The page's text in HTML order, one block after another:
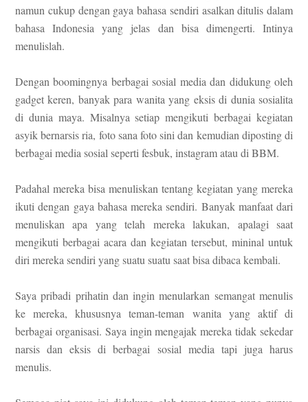
namun cukup dengan gaya bahasa sendiri asalkan ditulis dalam
bahasa Indonesia yang jelas dan bisa dimengerti. Intinya
menulislah.
Dengan boomingnya berbagai sosial media dan didukung oleh
gadget keren, banyak para wanita yang eksis di dunia sosialita
di dunia maya. Misalnya setiap mengikuti berbagai kegiatan
asyik bernarsis ria, foto sana foto sini dan kemudian diposting di
berbagai media sosial seperti fesbuk, instagram atau di BBM.
Padahal mereka bisa menuliskan tentang kegiatan yang mereka
ikuti dengan gaya bahasa mereka sendiri. Banyak manfaat dari
menuliskan apa yang telah mereka lakukan, apalagi saat
mengikuti berbagai acara dan kegiatan tersebut, mininal untuk
diri mereka sendiri yang suatu suatu saat bisa dibaca kembali.
Saya pribadi prihatin dan ingin menularkan semangat menulis
ke mereka, khususnya teman-teman wanita yang aktif di
berbagai organisasi. Saya ingin mengajak mereka tidak sekedar
narsis dan eksis di berbagai sosial media tapi juga harus
menulis.